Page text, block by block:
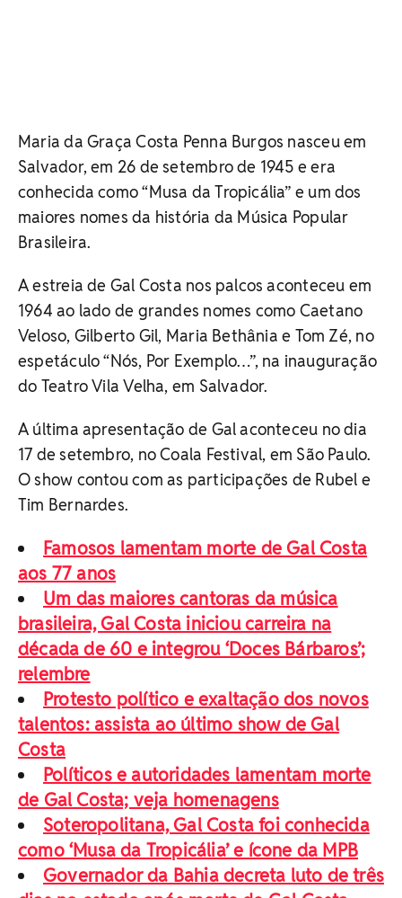
Maria da Graça Costa Penna Burgos nasceu em
Salvador, em 26 de setembro de 1945 e era
conhecida como “Musa da Tropicália” e um dos
maiores nomes da história da Música Popular
Brasileira.
A estreia de Gal Costa nos palcos aconteceu em
1964 ao lado de grandes nomes como Caetano
Veloso, Gilberto Gil, Maria Bethânia e Tom Zé, no
espetáculo “Nós, Por Exemplo…”, na inauguração
do Teatro Vila Velha, em Salvador.
A última apresentação de Gal aconteceu no dia
17 de setembro, no Coala Festival, em São Paulo.
O show contou com as participações de Rubel e
Tim Bernardes.
Famosos lamentam morte de Gal Costa
aos 77 anos
Um das maiores cantoras da música
brasileira, Gal Costa iniciou carreira na
década de 60 e integrou ‘Doces Bárbaros’;
relembre
Protesto político e exaltação dos novos
talentos: assista ao último show de Gal
Costa
Políticos e autoridades lamentam morte
de Gal Costa; veja homenagens
Soteropolitana, Gal Costa foi conhecida
como ‘Musa da Tropicália’ e ícone da MPB
Governador da Bahia decreta luto de três